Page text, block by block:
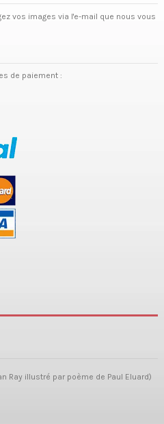
vos images via l'e-mail que nous vous
de paiement :
Ray illustré par poème de Paul Eluard)